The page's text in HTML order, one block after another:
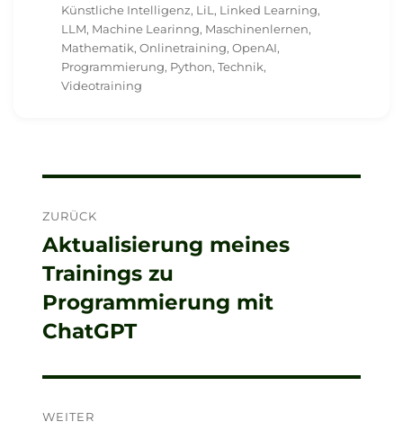
am
Künstliche Intelligenz, LiL , Linked Learning,
LLM, Machine Learinng, Maschinenlernen,
Mathematik,Onlinetraining,OpenAI,
Programmierung, Python,Technik,
Videotraining
ZURÜCK
Vorheriger
Beitrag:
Aktualisierung meines
Trainings zu
Programmierung mit
ChatGPT
WEITER